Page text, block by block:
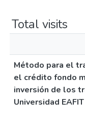
Total visits
Método para el
el crédito fondo
inversión de los
Universidad